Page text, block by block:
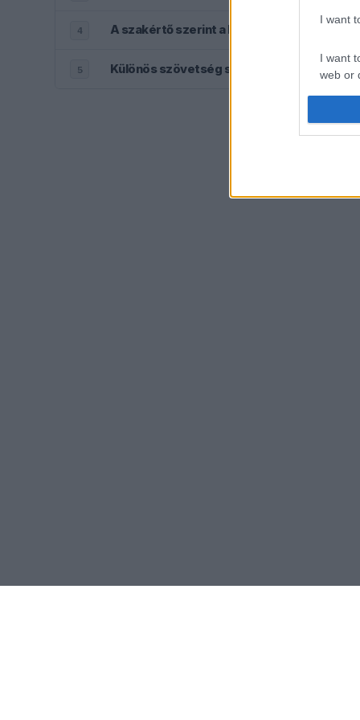
I want
I want
web or
I want
or app.
I want
I want
4 A szakértő szerint a Ferrarinak üres
5 Különös szövetség segítheti Esteban